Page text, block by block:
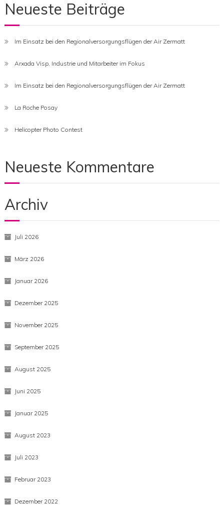
Neueste Beiträge
Im Einsatz bei den Regionalversorgungsflügen der Air Zermatt
Arxada Visp, Industrie und Mitarbeiter im Fokus
Im Einsatz bei den Regionalversorgungsflügen der Air Zermatt
La Roche Posay
Helicopter Photo Contest
Neueste Kommentare
Archiv
Juli 2026
März 2026
Januar 2026
Dezember 2025
November 2025
September 2025
August 2025
Juni 2025
Januar 2025
August 2023
Juli 2023
Februar 2023
Dezember 2022